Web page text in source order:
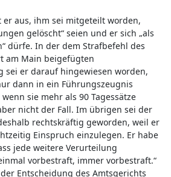
aus, ihm sei mitgeteilt worden,
gelöscht“ seien und er sich „als
dürfe. In der dem Strafbefehl des
am Main beigefügten
sei er darauf hingewiesen worden,
dann in ein Führungszeugnis
sie mehr als 90 Tagessätze
nicht der Fall. Im übrigen sei der
rechtskräftig geworden, weil er
Einspruch einzulegen. Er habe
jede weitere Verurteilung
vorbestraft, immer vorbestraft.“
Entscheidung des Amtsgerichts